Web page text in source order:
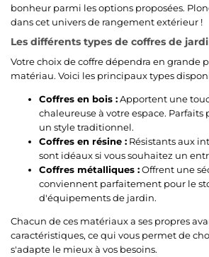
bonheur parmi les options proposées.
dans cet univers de rangement extérieur !
Les différents types de coffres de
Votre choix de coffre dépendra en grande
matériau. Voici les principaux types
Coffres en bois :Apportent une
chaleureuse à votre espace.
un style traditionnel.
Coffres en résine : Résistants aux
sont idéaux si vous souhaitez un
Coffres métalliques :Offrent une
conviennent parfaitement pour le
d'équipements de jardin.
Chacun de ces matériaux a ses propres
caractéristiques, ce qui vous permet de
s'adapte le mieux à vos besoins.